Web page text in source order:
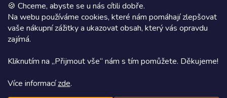
🍪 Chceme, abyste se u nás cítili dobře.
Na webu používáme cookies, které nám pomáhají zlepšovat
vaše nákupní zážitky a ukazovat obsah, který vás opravdu
zajímá.
Kliknutím na „Přijmout vše“ nám s tím pomůžete. Děkujeme!
Více informacízde.
Copyright 2026AZ WOOD
. Všechna práva vyhrazena.
Shoptetak.cz.